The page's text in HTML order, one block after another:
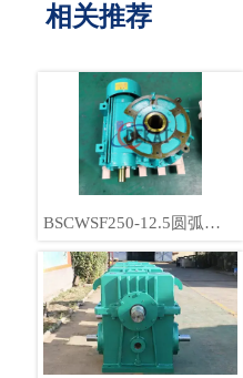
相关推荐
BSCWSF250-12.5圆弧圆
产